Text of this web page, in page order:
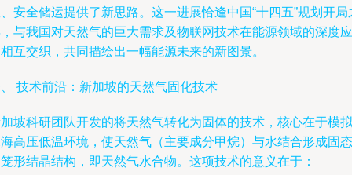
安全储运提供了新思路。这一进展恰逢中国“十四五”规划开局
与我国对天然气的巨大需求及物联网技术在能源领域的深度应
互交织，共同描绘出一幅能源未来的新图景。
技术前沿：新加坡的天然气固化技术
坡科研团队开发的将天然气转化为固体的技术，核心在于模拟
高压低温环境，使天然气（主要成分甲烷）与水结合形成固态
形结晶结构，即天然气水合物。这项技术的意义在于：